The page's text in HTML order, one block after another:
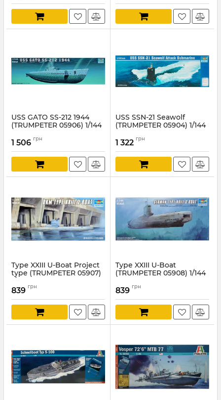
USS GATO SS-212 1944
(TRUMPETER 05906) 1/144
1 506 грн
USS SSN-21 Seawolf
(TRUMPETER 05904) 1/144
1 322 грн
Type XXIII U-Boat Project
type (TRUMPETER 05907)
1/144
Артикул:
839 грн
Type XXIII U-Boat
(TRUMPETER 05908) 1/144
839 грн